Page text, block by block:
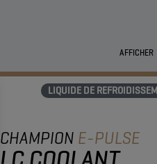
AFFICHER
LIQUIDE DE
CHAMPION E-PULSE